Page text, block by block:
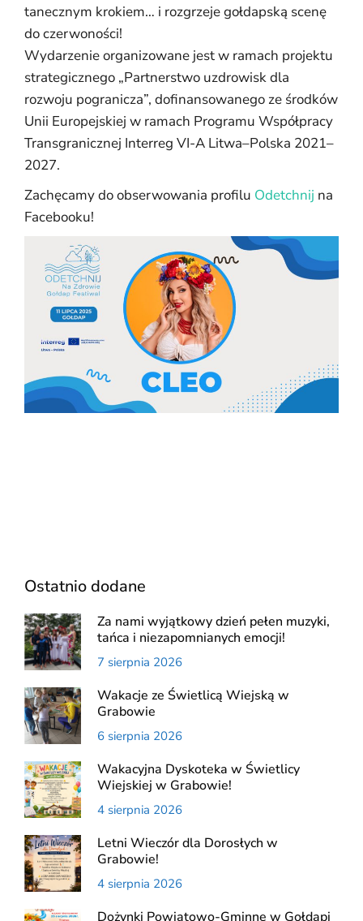
tanecznym krokiem… i rozgrzeje gołdapską scenę
do czerwoności!
Wydarzenie organizowane jest w ramach projektu
strategicznego „Partnerstwo uzdrowisk dla
rozwoju pogranicza”, dofinansowanego ze środków
Unii Europejskiej w ramach Programu Współpracy
Transgranicznej Interreg VI-A Litwa–Polska 2021–
2027.
Zachęcamy do obserwowania profilu Odetchnij na
Facebooku!
Ostatnio dodane
Za nami wyjątkowy dzień pełen muzyki,
tańca i niezapomnianych emocji!
7 sierpnia 2026
Wakacje ze Świetlicą Wiejską w
Grabowie
6 sierpnia 2026
Wakacyjna Dyskoteka w Świetlicy
Wiejskiej w Grabowie!
4 sierpnia 2026
Letni Wieczór dla Dorosłych w
Grabowie!
4 sierpnia 2026
Dożynki Powiatowo-Gminne w Gołdapi